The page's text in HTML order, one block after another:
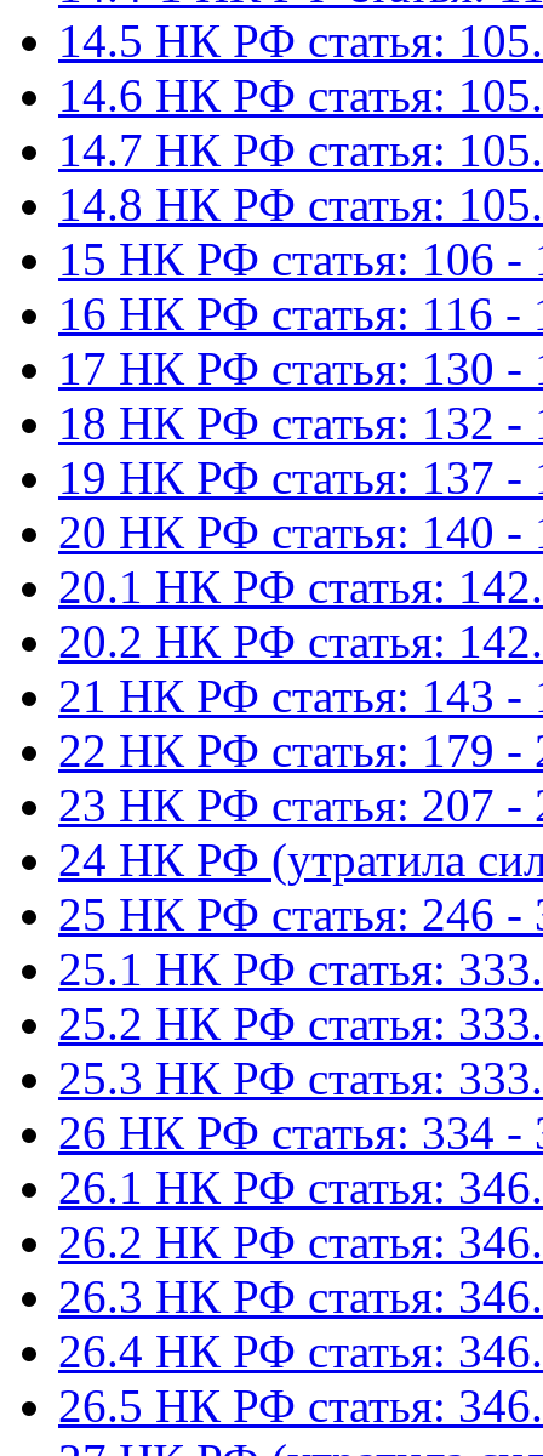
14.5 НК РФ статья:
14.6 НК РФ статья:
14.7 НК РФ статья:
14.8 НК РФ статья:
15 НК РФ статья: 106 -
16 НК РФ статья: 116 -
17 НК РФ статья: 130 -
18 НК РФ статья: 132 -
19 НК РФ статья: 137 -
20 НК РФ статья: 140 -
20.1 НК РФ статья:
20.2 НК РФ статья:
21 НК РФ статья: 143 -
22 НК РФ статья: 179 -
23 НК РФ статья: 207 -
24 НК РФ (утратила
25 НК РФ статья: 246 -
25.1 НК РФ статья:
25.2 НК РФ статья:
25.3 НК РФ статья:
26 НК РФ статья: 334 -
26.1 НК РФ статья:
26.2 НК РФ статья:
26.3 НК РФ статья:
26.4 НК РФ статья:
26.5 НК РФ статья: